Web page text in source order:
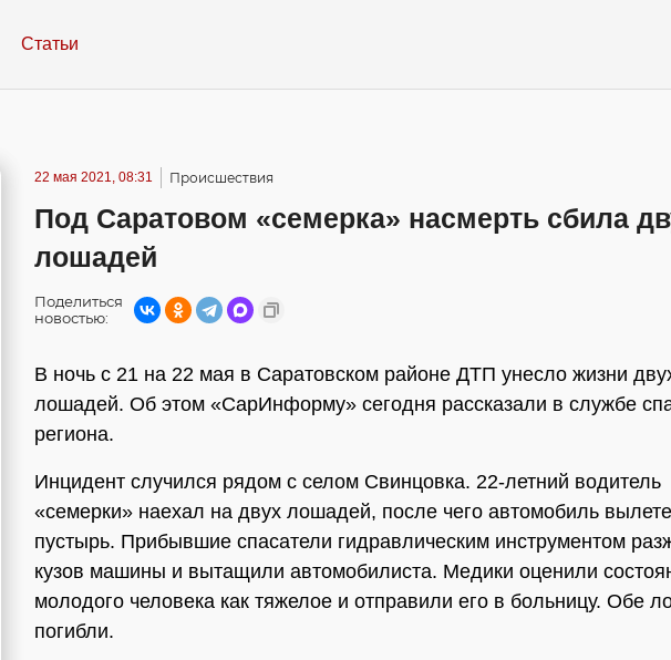
Статьи
22 мая 2021, 08:31 Происшествия
Под Саратовом «семерка» насмерть сбила
лошадей
Поделиться
новостью:
В ночь с 21 на 22 мая в Саратовском районе ДТП унесло жизни
лошадей. Об этом «СарИнформу» сегодня рассказали в службе
региона.
Инцидент случился рядом с селом Свинцовка. 22-летний водитель
«семерки» наехал на двух лошадей, после чего автомобиль
пустырь. Прибывшие спасатели гидравлическим инструментом
кузов машины и вытащили автомобилиста. Медики оценили
молодого человека как тяжелое и отправили его в больницу. Обе
погибли.